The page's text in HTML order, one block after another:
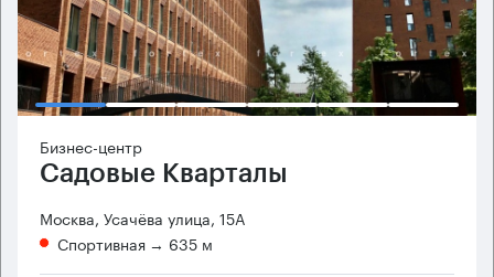
Бизнес-центр
Садовые Кварталы
Москва, Усачёва улица, 15А
Спортивная → 635 м